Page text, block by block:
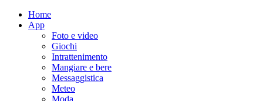
Home
App
Foto e video
Giochi
Intrattenimento
Mangiare e bere
Messaggistica
Meteo
Moda